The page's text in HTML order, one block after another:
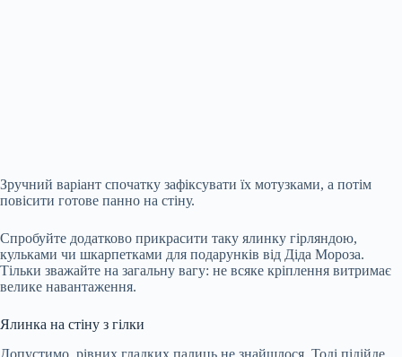
Зручний варіант спочатку зафіксувати їх мотузками, а потім
повісити готове панно на стіну.
Спробуйте додатково прикрасити таку ялинку гірляндою,
кульками чи шкарпетками для подарунків від Діда Мороза.
Тільки зважайте на загальну вагу: не всяке кріплення витримає
велике навантаження.
Ялинка на стіну з гілки
Допустимо, рівних гладких палиць не знайшлося. Тоді підійде